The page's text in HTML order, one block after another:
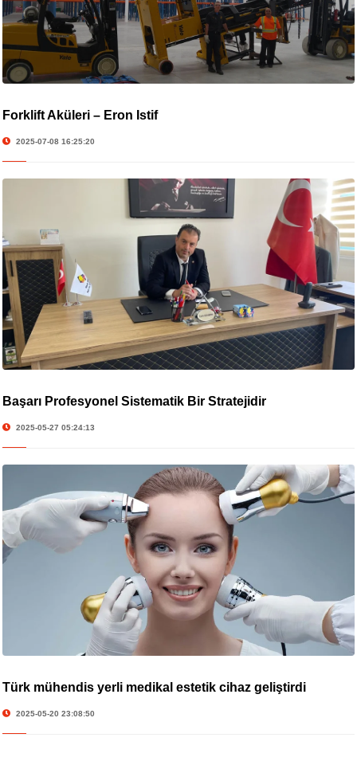
Forklift Aküleri – Eron İstif
2025-07-08 16:25:20
Başarı Profesyonel Sistematik Bir Stratejidir
2025-05-27 05:24:13
Türk mühendis yerli medikal estetik cihaz geliştirdi
2025-05-20 23:08:50